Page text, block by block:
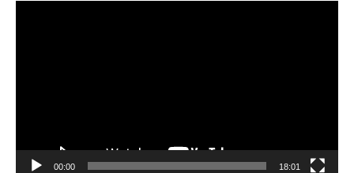
00:00 18:01